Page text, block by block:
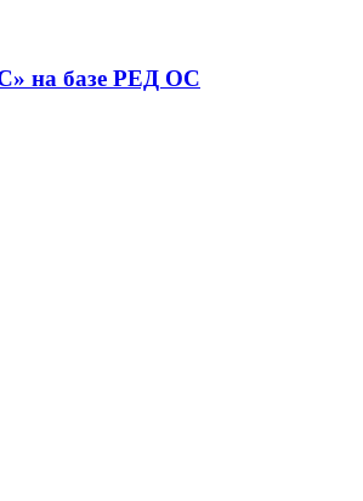
на базе РЕД ОС